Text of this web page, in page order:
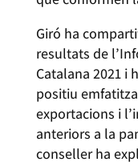
Giró ha
resultats de
Catalana 2021 i
positiu
exportacions i
anteriors a la
conseller ha